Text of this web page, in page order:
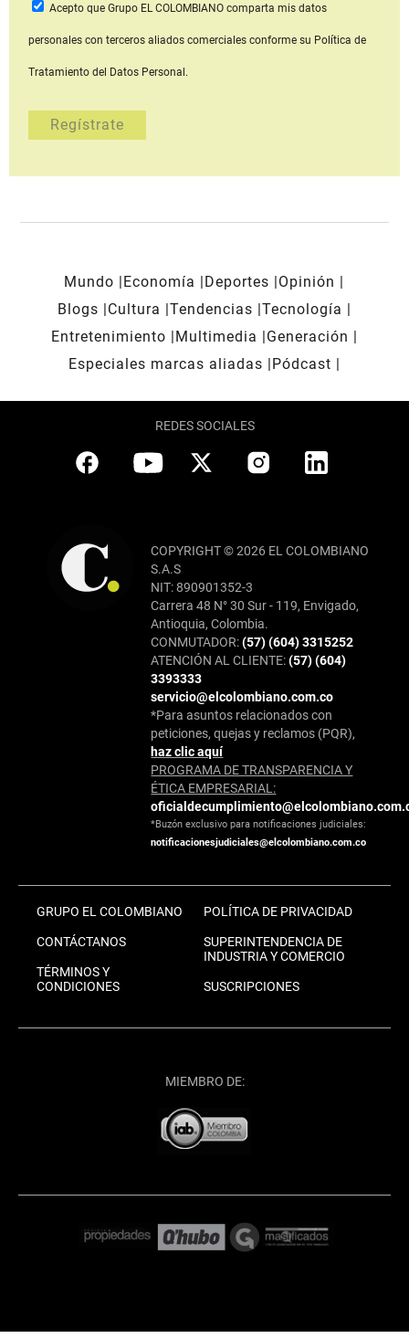
Acepto que Grupo EL COLOMBIANOcomparta mis datos
personales con terceros aliados comerciales conforme su Política de
Tratamiento del Datos Personal.
Mundo Economía Deportes
Opinión
Blogs
Cultura Tendencias Tecnología
Entretenimiento
Multimedia
Generación
Especiales marcas aliadas
Pódcast
REDES SOCIALES
COPYRIGHT © 2026 EL COLOMBIANO
S.A.S
NIT: 890901352-3
Carrera 48 N° 30 Sur - 119, Envigado,
Antioquia, Colombia.
CONMUTADOR:(57) (604) 3315252
ATENCIÓN AL CLIENTE:(57) (604)
3393333
servicio@elcolombiano.com.co
*Para asuntos relacionados con
peticiones, quejas y reclamos (PQR),
haz clic aquí
PROGRAMA DE TRANSPARENCIA Y
ÉTICA EMPRESARIAL:
*Buzón exclusivo para notificaciones judiciales:
notificacionesjudiciales@elcolombiano.com.co
GRUPO EL COLOMBIANO
CONTÁCTANOS
TÉRMINOS Y
CONDICIONES
POLÍTICA DE PRIVACIDAD
SUPERINTENDENCIA DE
INDUSTRIA Y COMERCIO
SUSCRIPCIONES
MIEMBRO DE: